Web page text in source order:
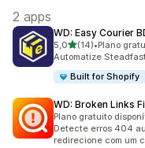
2 apps
WD: Easy Courier
5,0de 5 estrelas
(14)
14 avaliações ao todo
•Plano
Automatize
Built for Shopify
WD: Broken Links
Plano gratuito
Detecte erros 404
redirecione com um